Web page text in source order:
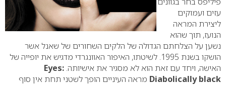
עזים ועמוקים
ליצירת המראה
הנועז, תוך שהוא
נשען על הצלחתם הגדולה של הלקים השחורים של שאנל אשר
הושקו בשנת 1995. לשיטתו, האיפור האוונגרדי מדגיש את יופייה של
האישה, ויחד עם זאת הוא לא מסגיר את אישיותה. Eyes:
Diabolically black מראה העיניים הופך לשטני תחת אין סוף